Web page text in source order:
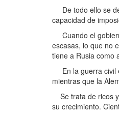
De todo ello se
capacidad de
Cuando el
escasas, lo que no
tiene a Rusia como
En la guerra civil
mientras que la
Se trata de ricos
su crecimiento.